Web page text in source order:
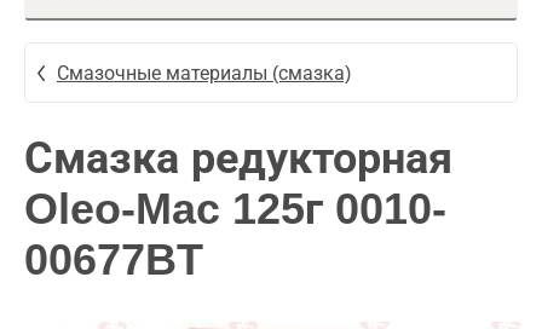
Смазочные материалы (смазка)
Смазка редукторная
Oleo-Mac 125г 0010-
00677BT